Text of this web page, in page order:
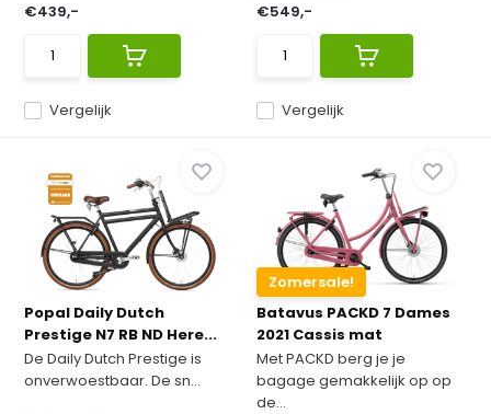
Vergelijk
€439,-
Vergelijk
€549,-
Popal Daily Dutch
Prestige N7 RB ND Here...
De Daily Dutch Prestige is
onverwoestbaar. De sn...
Zomersale!
Batavus PACKD 7 Dames
2021 Cassis mat
Met PACKD berg je je
bagage gemakkelijk op op
de...